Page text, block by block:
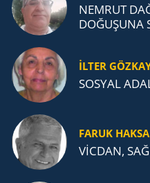
NEMRUT
DOĞUŞUNA
İLTER
SOSYAL
FARUK
VİCDAN,